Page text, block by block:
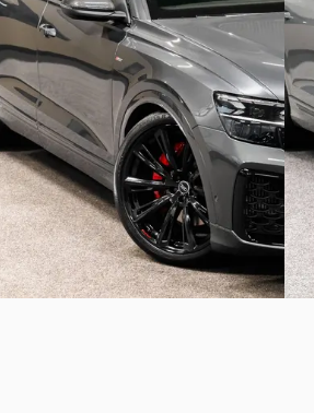
v.a. € 2.745/mnd
Boven markt
2026 · 50 km · Hybride · Automaat
WagenparQ· Purmerend 4,3(104)
Bekijk aanbieding →
Vergelijk